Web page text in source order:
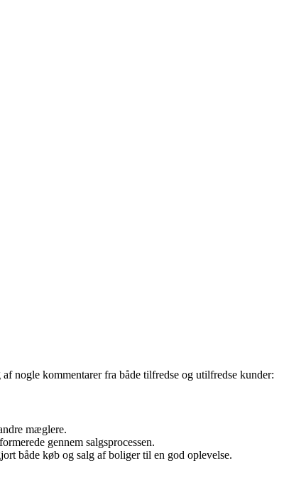
nogle kommentarer fra både tilfredse og utilfredse kunder:
mæglere.
gennem salgsprocessen.
både køb og salg af boliger til en god oplevelse.